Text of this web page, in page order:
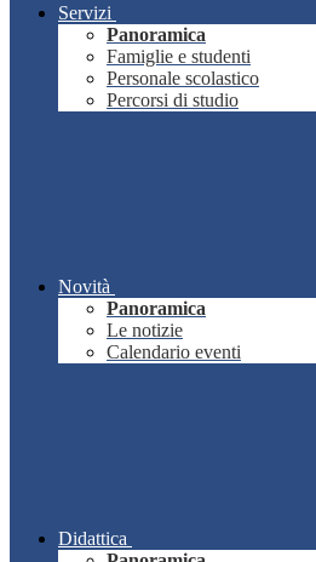
Servizi
Panoramica
Famiglie e studenti
Personale scolastico
Percorsi di studio
Novità
Panoramica
Le notizie
Calendario eventi
Didattica